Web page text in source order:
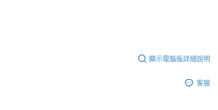
顯示電腦版詳細說明
客服